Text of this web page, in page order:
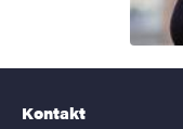
Kontakt